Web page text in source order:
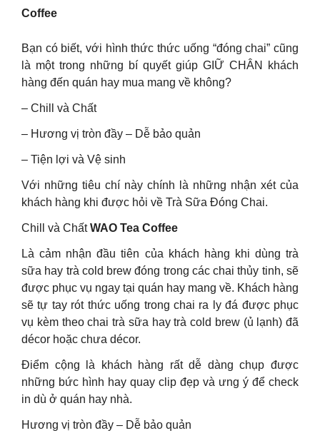
Coffee
Bạn có biết, với hình thức thức uống “đóng chai” cũng
là một trong những bí quyết giúp GIỮ CHÂN khách
hàng đến quán hay mua mang về không?
– Chill và Chất
– Hương vị tròn đầy – Dễ bảo quản
– Tiện lợi và Vệ sinh
Với những tiêu chí này chính là những nhận xét của
khách hàng khi được hỏi về Trà Sữa Đóng Chai.
Chill và ChấtWAO Tea Coffee
Là cảm nhận đầu tiên của khách hàng khi dùng trà
sữa hay trà cold brew đóng trong các chai thủy tinh, sẽ
được phục vụ ngay tại quán hay mang về. Khách hàng
sẽ tự tay rót thức uống trong chai ra ly đá được phục
vụ kèm theo chai trà sữa hay trà cold brew (ủ lạnh) đã
décor hoặc chưa décor.
Điểm cộng là khách hàng rất dễ dàng chụp được
những bức hình hay quay clip đẹp và ưng ý để check
in dù ở quán hay nhà.
Hương vị tròn đầy – Dễ bảo quản